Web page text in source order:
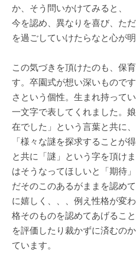
か、そう問いかけてみると、
今を認め、異なりを喜び、た
を過ごしていけたらなと心が
この気づきを頂けたのも、保
す。卒園式が想い深いもので
さという個性。生まれ持って
一文字で表してくれました。
在でした」という言葉と共に
「様々な謎を探求することが
と共に「謎」という字を頂け
はそうなってほしいと「期待
だそのこのあるがままを認め
に嬉しく、、、例え性格が変
格そのものを認めてあげるこ
を評価したり裁かずに済むの
ています。